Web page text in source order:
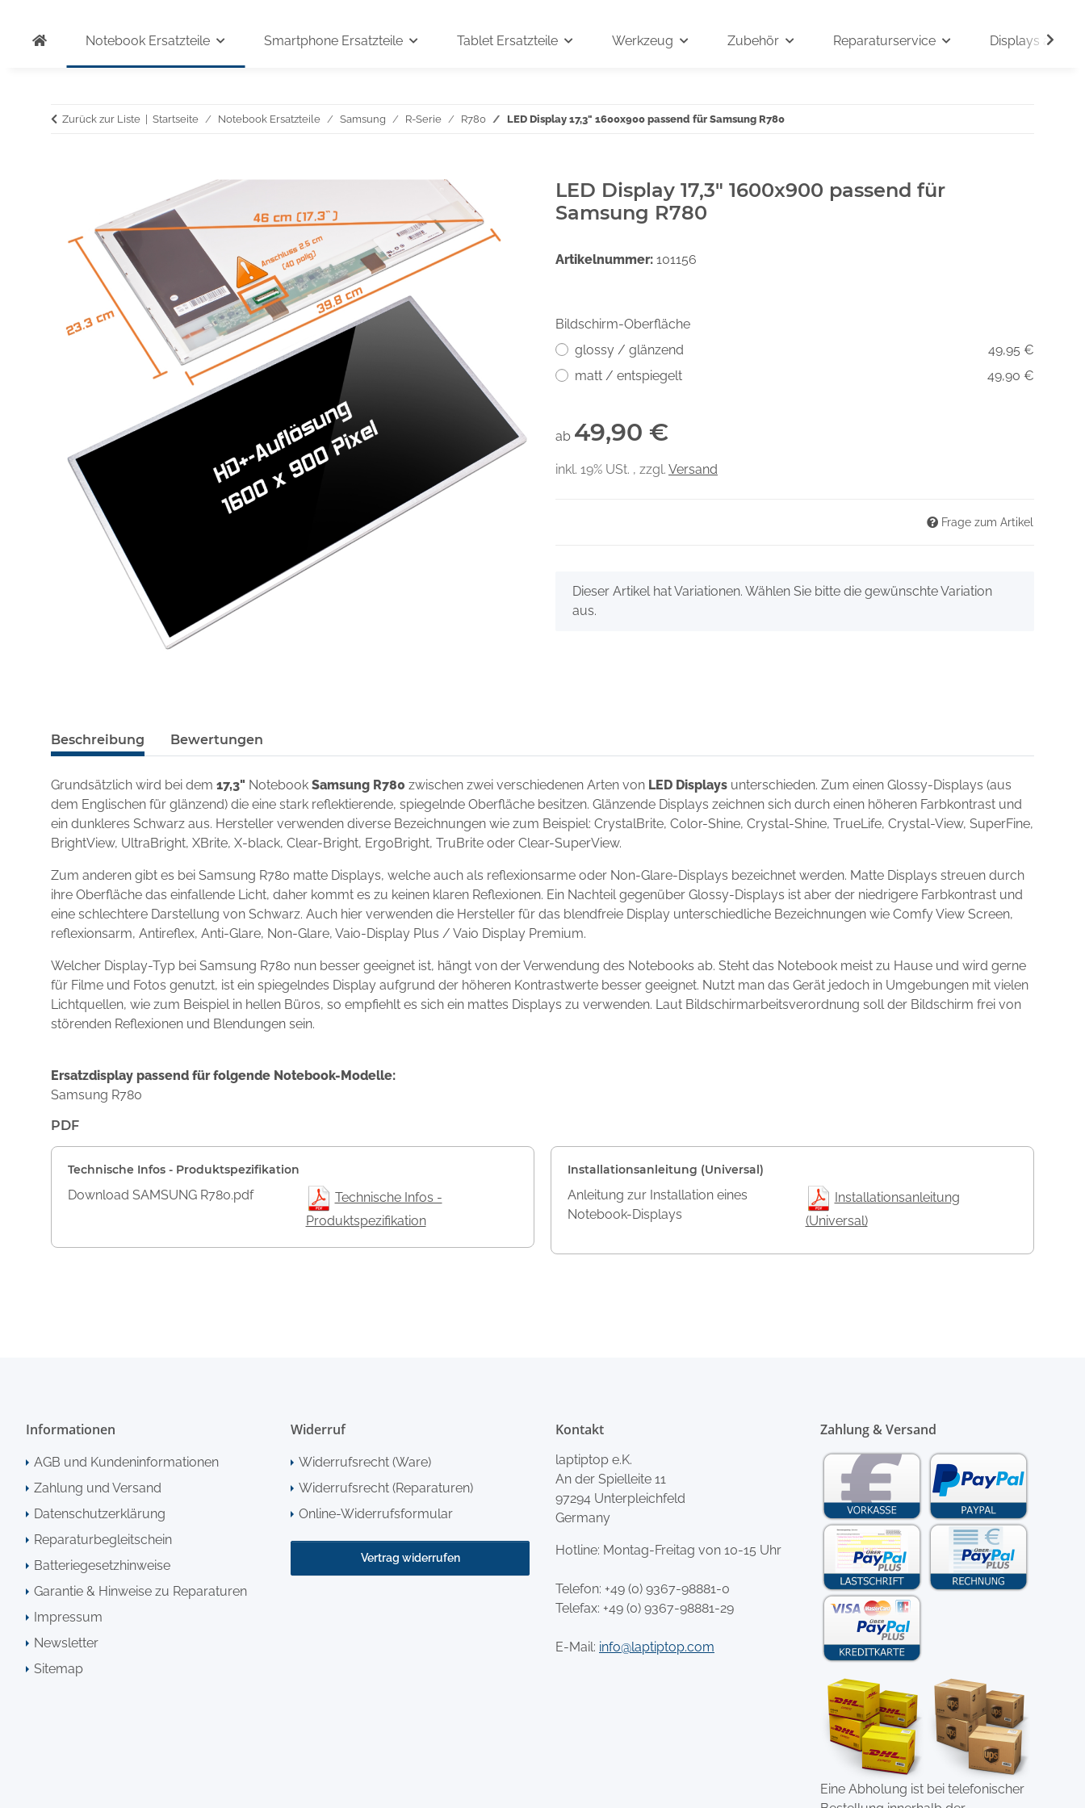
Notebook Ersatzteile Smartphone Ersatzteile Tablet Ersatzteile Werkzeug Zubehör Reparaturservice Displays auf
Zurück zur Liste Startseite Notebook Ersatzteile Samsung R-Serie R780 LED Display 17,3" 1600x900 passend für Samsung R780
LED Display 17,3" 1600x900 passend für
Samsung R780
Artikelnummer: 101156
Bildschirm-Oberfläche
glossy / glänzend
49,95 €
matt / entspiegelt
49,90 €
ab 49,90 €
inkl. 19% USt. , zzgl. Versand
Frage zum Artikel
xDieser Artikel hat Variationen. Wählen Sie bitte die gewünschte Variation
aus.
Beschreibung Bewertungen
Grundsätzlich wird bei dem 17,3" Notebook Samsung R780 zwischen zwei verschiedenen Arten von LED Displays unterschieden. Zum einen Glossy-Displays (aus
dem Englischen für glänzend) die eine stark reflektierende, spiegelnde Oberfläche besitzen. Glänzende Displays zeichnen sich durch einen höheren Farbkontrast und
ein dunkleres Schwarz aus. Hersteller verwenden diverse Bezeichnungen wie zum Beispiel: CrystalBrite, Color-Shine, Crystal-Shine, TrueLife, Crystal-View, SuperFine,
BrightView, UltraBright, XBrite, X-black, Clear-Bright, ErgoBright, TruBrite oder Clear-SuperView.
Zum anderen gibt es bei Samsung R780 matte Displays, welche auch als reflexionsarme oder Non-Glare-Displays bezeichnet werden. Matte Displays streuen durch
ihre Oberfläche das einfallende Licht, daher kommt es zu keinen klaren Reflexionen. Ein Nachteil gegenüber Glossy-Displays ist aber der niedrigere Farbkontrast und
eine schlechtere Darstellung von Schwarz. Auch hier verwenden die Hersteller für das blendfreie Display unterschiedliche Bezeichnungen wie Comfy View Screen,
reflexionsarm, Antireflex, Anti-Glare, Non-Glare, Vaio-Display Plus / Vaio Display Premium.
Welcher Display-Typ bei Samsung R780 nun besser geeignet ist, hängt von der Verwendung des Notebooks ab. Steht das Notebook meist zu Hause und wird gerne
für Filme und Fotos genutzt, ist ein spiegelndes Display aufgrund der höheren Kontrastwerte besser geeignet. Nutzt man das Gerät jedoch in Umgebungen mit vielen
Lichtquellen, wie zum Beispiel in hellen Büros, so empfiehlt es sich ein mattes Displays zu verwenden. Laut Bildschirmarbeitsverordnung soll der Bildschirm frei von
störenden Reflexionen und Blendungen sein.
Ersatzdisplay passend für folgende Notebook-Modelle:
Samsung R780
PDF
Technische Infos - Produktspezifikation
Download SAMSUNG R780.pdf
Technische Infos -
Produktspezifikation
Installationsanleitung (Universal)
Anleitung zur Installation eines
Notebook-Displays
Installationsanleitung
(Universal)
Informationen
AGB und Kundeninformationen
Zahlung und Versand
Datenschutzerklärung
Reparaturbegleitschein
Batteriegesetzhinweise
Garantie & Hinweise zu Reparaturen
Impressum
Newsletter
Sitemap
Widerruf
Widerrufsrecht (Ware)
Widerrufsrecht (Reparaturen)
Online-Widerrufsformular
Vertrag widerrufen
Kontakt
laptiptop e.K.
An der Spielleite 11
97294 Unterpleichfeld
Germany
Hotline: Montag-Freitag von 10-15 Uhr
Telefon: +49 (0) 9367-98881-0
Telefax: +49 (0) 9367-98881-29
E-Mail: info@laptiptop.com
Zahlung & Versand
Eine Abholung ist bei telefonischer